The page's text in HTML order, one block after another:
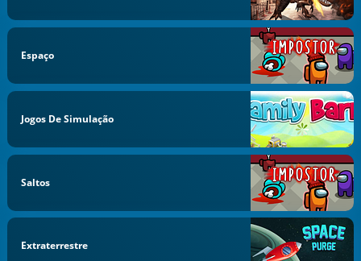
Espaço
Jogos De Simulação
Saltos
Extraterrestre